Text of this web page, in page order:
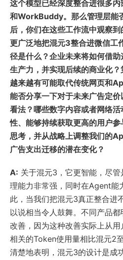
这个模型已经深度整合进很多
和WorkBuddy。那么管理层能
后，你们在这些工作流中观察到
更广泛地把混元3整合进微信工
径是什么？企业未来将如何借
生产力，并实现后续的商业化
越来越有可能取代传统网页和
能否分享一下对于未来广告定
看法？哪些数字内容或者网络
性、能够持续获取更高的用户
思考，并从战略上调整我们的
广告支出迁移的潜在变化？
A: 关于混元3，它更智能，尽
理能力非常强，同时在Agent能
此，当我们把混元3真正整合进
以说相当令人鼓舞。不同产品
改善，因为这种改善实际上从用
相关的Token使用量相比混元2
清楚地表明，混元3的设计是成